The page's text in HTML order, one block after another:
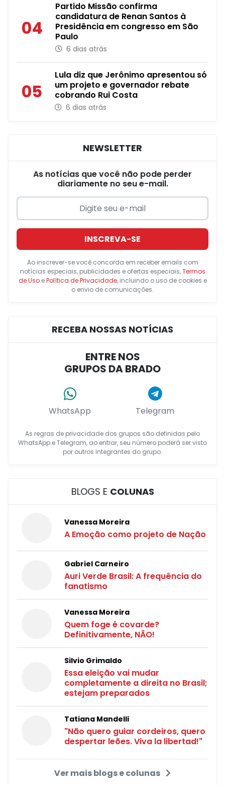
04
Partido Missão confirma
candidatura de Renan Santos à
Presidência em congresso em São
Paulo
6 dias atrás
05
Lula diz que Jerônimo apresentou só
um projeto e governador rebate
cobrando Rui Costa
6 dias atrás
NEWSLETTER
As notícias que você não pode perder
diariamente no seu e-mail.
INSCREVA-SE
Ao inscrever-se você concorda em receber emails com
notícias especiais, publicidades e ofertas especiais,Termos
de UsoePolítica de Privacidade, incluindo o uso de cookies e
o envio de comunicações.
RECEBA NOSSAS NOTÍCIAS
ENTRE NOS
GRUPOS DA BRADO
WhatsApp Telegram
As regras de privacidade dos grupos são definidas pelo
WhatsApp e Telegram, ao entrar, seu número poderá ser visto
por outros integrantes do grupo.
BLOGS E COLUNAS
Vanessa Moreira
A Emoção como projeto de Nação
Gabriel Carneiro
Auri Verde Brasil: A frequência do
fanatismo
Vanessa Moreira
Quem foge é covarde?
Definitivamente, NÃO!
Silvio Grimaldo
Essa eleição vai mudar
completamente a direita no Brasil;
estejam preparados
Tatiana Mandelli
"Não quero guiar cordeiros, quero
despertar leões. Viva la libertad!"
Ver mais blogs e colunas